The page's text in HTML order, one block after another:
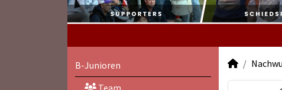
B-Junioren
Team